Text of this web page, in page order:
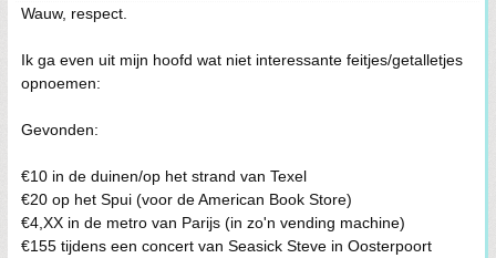
Wauw, respect.
Ik ga even uit mijn hoofd wat niet interessante feitjes/getalletjes
opnoemen:
Gevonden:
€10 in de duinen/op het strand van Texel
€20 op het Spui (voor de American Book Store)
€4,XX in de metro van Parijs (in zo'n vending machine)
€155 tijdens een concert van Seasick Steve in Oosterpoort